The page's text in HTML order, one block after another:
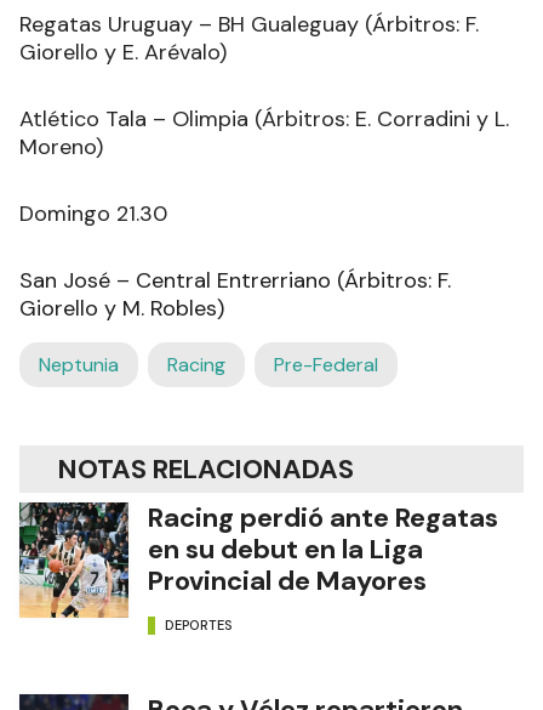
Regatas Uruguay – BH Gualeguay (Árbitros: F.
Giorello y E. Arévalo)
Atlético Tala – Olimpia (Árbitros: E. Corradini y L.
Moreno)
Domingo 21.30
San José – Central Entrerriano (Árbitros: F.
Giorello y M. Robles)
Neptunia Racing Pre-Federal
NOTAS RELACIONADAS
Racing perdió ante Regatas
en su debut en la Liga
Provincial de Mayores
DEPORTES